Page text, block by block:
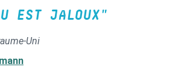
EST JALOUX"
Uni